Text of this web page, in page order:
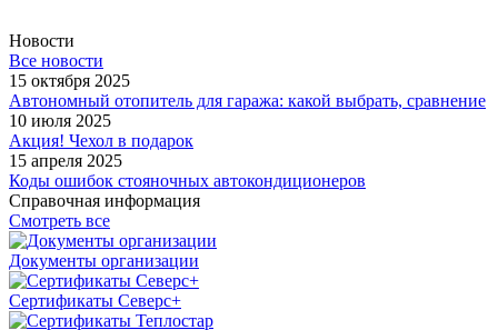
Новости
Все новости
15 октября 2025
Автономный отопитель для гаража: какой выбрать, сравнение
10 июля 2025
Акция! Чехол в подарок
15 апреля 2025
Коды ошибок стояночных автокондиционеров
Справочная информация
Смотреть все
Документы организации
Сертификаты Северс+